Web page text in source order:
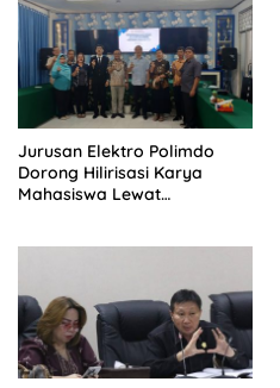
Jurusan Elektro Polimdo
Dorong Hilirisasi Karya
Mahasiswa Lewat